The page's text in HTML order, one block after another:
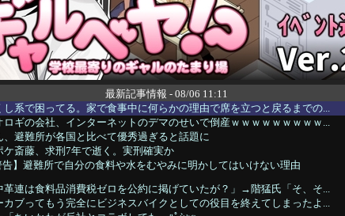
最新記事情報 - 08/06 11:11
し系で困ってる。家で食事中に何らかの理由で席を立つと戻るまでの...
ロギの会社、インターネットのデマのせいで倒産ｗｗｗｗｗｗｗｗｗ...
、避難所が各国と比べて優秀過ぎると話題に
ケ斎藤、求刑7年で逝く。実刑確実か
告】避難所で自分の食料や水をむやみに明かしてはいけない理由
革連は食料品消費税ゼロを公約に掲げていたが？」→階猛氏「そ、そ...
ブってもう完全にビジネスバイクとしての役目を終えてしまったよ...